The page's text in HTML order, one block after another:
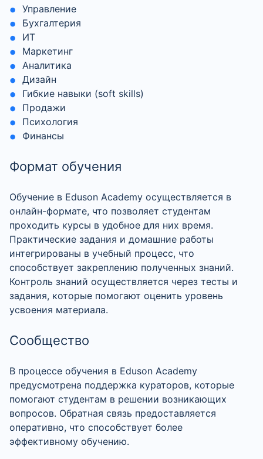
Управление
Бухгалтерия
ИТ
Маркетинг
Аналитика
Дизайн
Гибкие навыки (soft skills)
Продажи
Психология
Финансы
Формат обучения
Обучение в Eduson Academy осуществляется в
онлайн-формате, что позволяет студентам
проходить курсы в удобное для них время.
Практические задания и домашние работы
интегрированы в учебный процесс, что
способствует закреплению полученных знаний.
Контроль знаний осуществляется через тесты и
задания, которые помогают оценить уровень
усвоения материала.
Сообщество
В процессе обучения в Eduson Academy
предусмотрена поддержка кураторов, которые
помогают студентам в решении возникающих
вопросов. Обратная связь предоставляется
оперативно, что способствует более
эффективному обучению.